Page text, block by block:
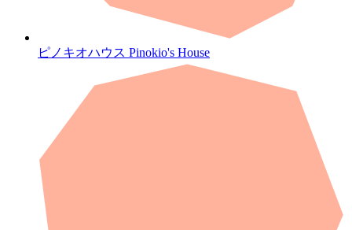
ピノキオハウス Pinokio's House